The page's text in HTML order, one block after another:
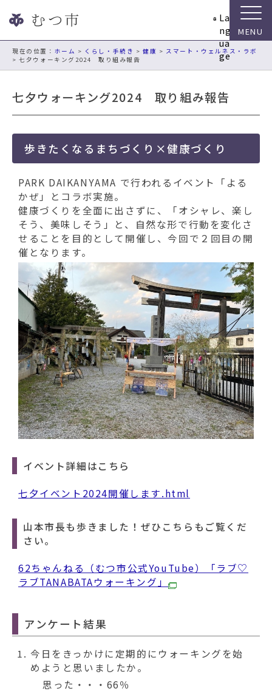
ビ
La
ng
ua
ge
現在の位置： ホーム > くらし・手続き >健康 > スマート・ウェルネス・ラボ
> 七夕ウォーキング2024 取り組み報告
七夕ウォーキング2024 取り組み報告
歩きたくなるまちづくり×健康づくり
PARK DAIKANYAMA で行われるイベント「よる
かぜ」とコラボ実施。
健康づくりを全面に出さずに、「オシャレ、楽し
そう、美味しそう」と、自然な形で行動を変化さ
せることを目的として開催し、今回で２回目の開
催となります。
イベント詳細はこちら
七夕イベント2024開催します.html
山本市長も歩きました！ぜひこちらもご覧くだ
さい。
62ちゃんねる（むつ市公式YouTube）「ラブ♡
ラブTANABATAウォーキング」
アンケート結果
今日をきっかけに定期的にウォーキングを始
めようと思いましたか。
思った・・・66％